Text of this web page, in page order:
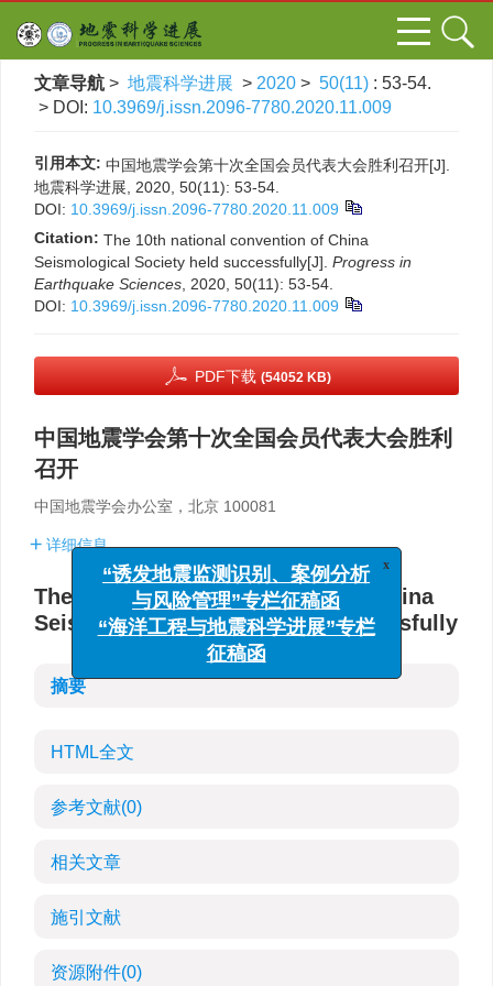
文章导航 > 地震科学进展 > 2020 > 50(11) : 53-54.
> DOI: 10.3969/j.issn.2096-7780.2020.11.009
引用本文: 中国地震学会第十次全国会员代表大会胜利召开[J].
地震科学进展, 2020, 50(11): 53-54.
DOI: 10.3969/j.issn.2096-7780.2020.11.009
Citation: The 10th national convention of China
Seismological Society held successfully[J]. Progress in
Earthquake Sciences , 2020, 50(11): 53-54.
DOI: 10.3969/j.issn.2096-7780.2020.11.009
PDF下载 (54052 KB)
中国地震学会第十次全国会员代表大会胜利
召开
中国地震学会办公室，北京 100081
详细信息
The 10th national convention of China
Seismological Society held successfully
摘要
HTML全文
参考文献(0)
相关文章
施引文献
资源附件(0)
x
“诱发地震监测识别、案例分析
与风险管理”专栏征稿函
“海洋工程与地震科学进展”专栏
征稿函